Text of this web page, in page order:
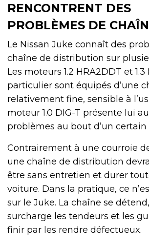
RENCONTRENT DES
PROBLÈMES DE
Le Nissan Juke connaît des
chaîne de distribution sur
Les moteurs 1.2 HRA2DDT et 1.3
particulier sont équipés d’une
relativement fine, sensible à
moteur 1.0 DIG-T présente lui
problèmes au bout d’un certain
Contrairement à une courroie
une chaîne de distribution
être sans entretien et durer
voiture. Dans la pratique, ce
sur le Juke. La chaîne se
surcharge les tendeurs et les
finir par les rendre défectueux.